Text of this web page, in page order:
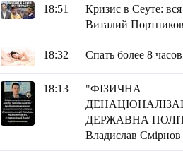
18:51
Кризис в Сеуте: вся
Виталий Портников
18:32 Спать более 8
18:13
"ФІЗИЧНА
ДЕРЖАВНА
Владислав Смірнов